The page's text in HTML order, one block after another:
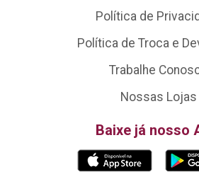
Política de
Política de Troca e
Trabalhe
Nossas Lojas
Baixe já nosso